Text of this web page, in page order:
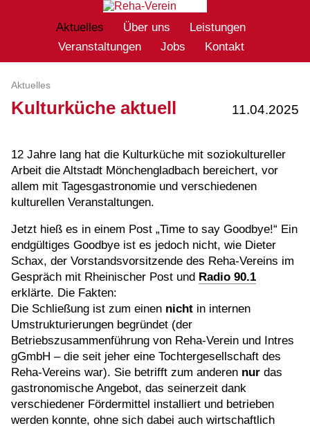
Aktuelles Über uns
Leistungen
Veranstaltungen
Jobs Kontakt
Aktuelles
Kulturküche aktuell 11.04.2025
12 Jahre lang hat die Kulturküche mit soziokultureller
Arbeit die Altstadt Mönchengladbach bereichert, vor
allem mit Tagesgastronomie und verschiedenen
kulturellen Veranstaltungen.
Jetzt hieß es in einem Post „Time to say Goodbye!“ Ein
endgültiges Goodbye ist es jedoch nicht, wie Dieter
Schax, der Vorstandsvorsitzende des Reha-Vereins im
Gespräch mit Rheinischer Post und Radio 90.1
erklärte. Die Fakten:
Die Schließung ist zum einen nicht in internen
Umstrukturierungen begründet (der
Betriebszusammenführung von Reha-Verein und Intres
gGmbH – die seit jeher eine Tochtergesellschaft des
Reha-Vereins war). Sie betrifft zum anderen nur das
gastronomische Angebot, das seinerzeit dank
verschiedener Fördermittel installiert und betrieben
werden konnte, ohne sich dabei auch wirtschaftlich